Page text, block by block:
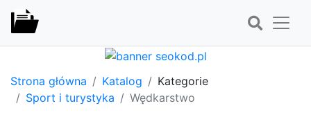
Strona główna Katalog
Kategorie
Sport i turystyka
Wędkarstwo